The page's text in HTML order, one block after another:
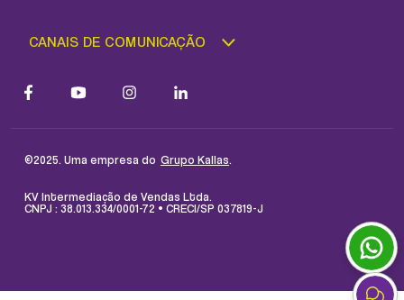
CANAIS DE COMUNICAÇÃO
©2025. Uma empresa do Grupo Kallas.
KV Intermediação de Vendas Ltda.
CNPJ : 38.013.334/0001-72 • CRECI/SP 037819-J